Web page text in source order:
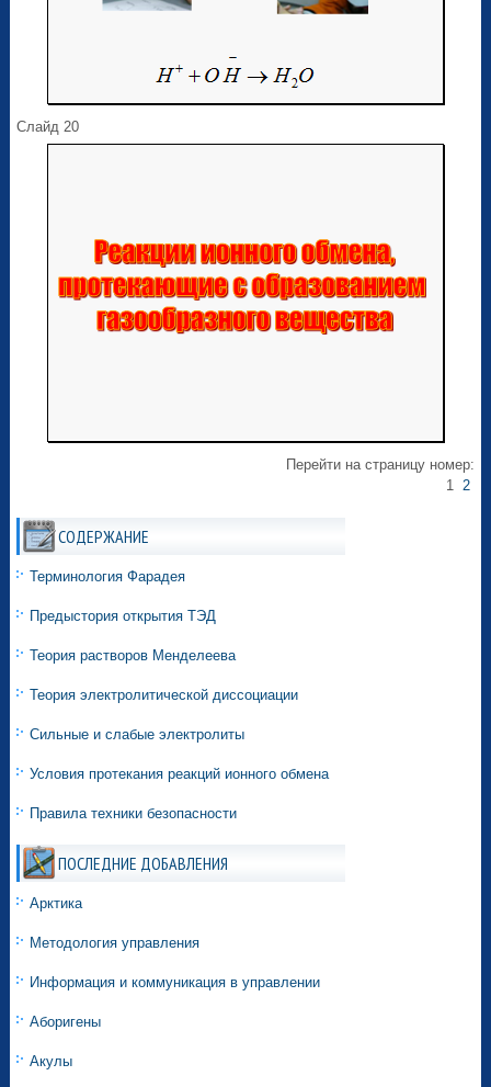
Слайд 20
Перейти на страницу номер:
1 2
СОДЕРЖАНИЕ
Терминология Фарадея
Предыстория открытия ТЭД
Теория растворов Менделеева
Теория электролитической диссоциации
Сильные и слабые электролиты
Условия протекания реакций ионного обмена
Правила техники безопасности
ПОСЛЕДНИЕ ДОБАВЛЕНИЯ
Арктика
Методология управления
Информация и коммуникация в управлении
Аборигены
Акулы